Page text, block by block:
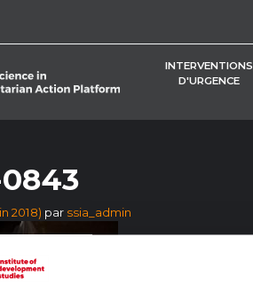
INTERVENTIONS
D'URGENCE
0843
2018) par ssia_admin